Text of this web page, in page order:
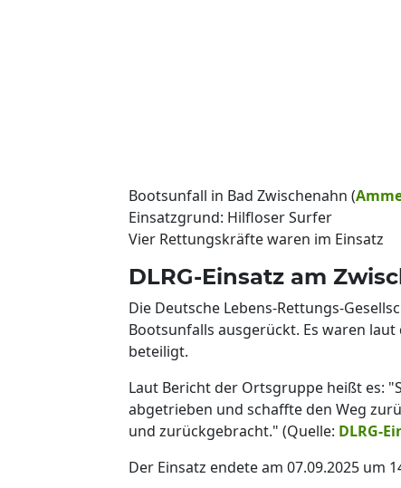
Bootsunfall in Bad Zwischenahn (
Einsatzgrund: Hilfloser Surfer
Vier Rettungskräfte waren im Einsatz
DLRG-Einsatz am
Die Deutsche Lebens-Rettungs-
Bootsunfalls ausgerückt. Es waren
beteiligt.
Laut Bericht der Ortsgruppe heißt es:
abgetrieben und schaffte den Weg
und zurückgebracht." (Quelle: DLRG-
Der Einsatz endete am 07.09.2025 um